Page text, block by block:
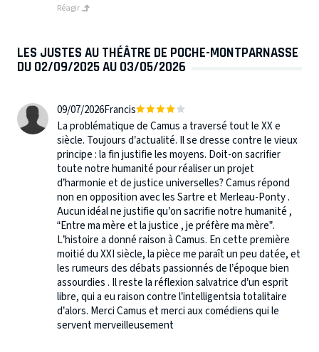
Réagir
LES JUSTES AU THÉÂTRE DE POCHE-MONTPARNASSE
DU 02/09/2025 AU 03/05/2026
09/07/2026Francis
La problématique de Camus a traversé tout le XX e
siècle. Toujours d’actualité. Il se dresse contre le vieux
principe : la fin justifie les moyens. Doit-on sacrifier
toute notre humanité pour réaliser un projet
d’harmonie et de justice universelles? Camus répond
non en opposition avec les Sartre et Merleau-Ponty .
Aucun idéal ne justifie qu’on sacrifie notre humanité ,
“Entre ma mère et la justice , je préfère ma mère”.
L’histoire a donné raison à Camus. En cette première
moitié du XXI siècle, la pièce me paraît un peu datée, et
les rumeurs des débats passionnés de l’époque bien
assourdies . Il reste la réflexion salvatrice d’un esprit
libre, qui a eu raison contre l’intelligentsia totalitaire
d’alors. Merci Camus et merci aux comédiens qui le
servent merveilleusement